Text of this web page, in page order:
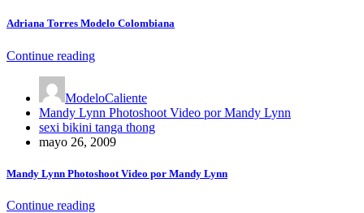
Adriana Torres Modelo Colombiana
Continue reading
ModeloCaliente
Mandy Lynn Photoshoot Video por Mandy Lynn
sexi bikini tanga thong
mayo 26, 2009
Mandy Lynn Photoshoot Video por Mandy Lynn
Continue reading